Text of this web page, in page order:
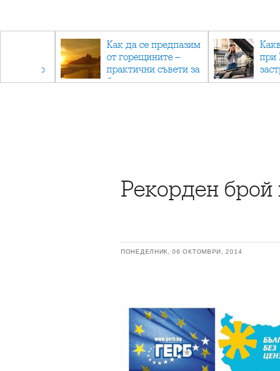
отново
Как да се предпазим
от горещините –
практични съвети за
безопасно лято
при
Рекорден
ПОНЕДЕЛНИК, 06 ОКТОМВРИ, 2014